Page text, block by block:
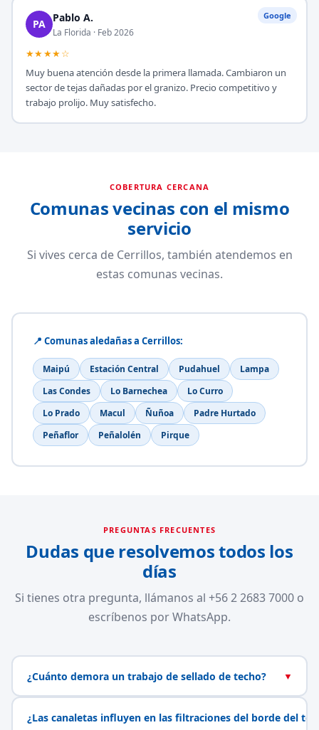
Google
PA Pablo A.
La Florida · Feb 2026
★★★★☆
Muy buena atención desde la primera llamada. Cambiaron un
sector de tejas dañadas por el granizo. Precio competitivo y
trabajo prolijo. Muy satisfecho.
COBERTURA CERCANA
Comunas vecinas con el mismo
servicio
Si vives cerca de Cerrillos, también atendemos en
estas comunas vecinas.
📍 Comunas aledañas a Cerrillos:
Maipú Estación Central Pudahuel
Lampa
Las Condes
Lo Barnechea
Lo Curro
Lo Prado
Macul Ñuñoa
Padre Hurtado
Peñaflor
Peñalolén Pirque
PREGUNTAS FRECUENTES
Dudas que resolvemos todos los
días
Si tienes otra pregunta, llámanos al +56 2 2683 7000 o
escríbenos por WhatsApp.
¿Cuánto demora un trabajo de sellado de techo? ▼
¿Las canaletas influyen en las filtraciones del borde del